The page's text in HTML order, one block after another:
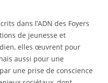
dans l’ADN des Foyers
de jeunesse et
elles œuvrent pour
aussi pour une
une prise de conscience